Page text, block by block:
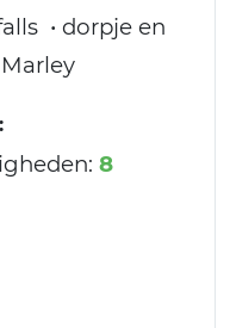
• dorpje en
8